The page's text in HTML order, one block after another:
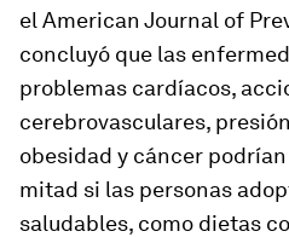
el American Journal of
concluyó que las
problemas cardíacos,
cerebrovasculares,
obesidad y cáncer
mitad si las personas
saludables, como dietas